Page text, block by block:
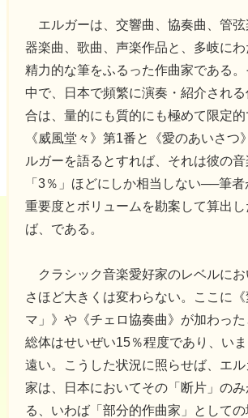
エルガーは、交響曲、協奏曲、管弦
器楽曲、歌曲、声楽作品と、多岐に
精力的な筆をふるった作曲家である
中で、日本で頻繁に演奏・紹介され
合は、量的にも質的にも極めて限定的
《威風堂々》第1番と《愛のあいさつ
ルガーを語るとすれば、それは彼の
「3％」ほどにしか相当しない──筆
重要度とボリュームを勘案して算出
ば、である。
クラシック音楽愛好家のレベルにお
さほど大きくは変わらない。ここに
マ」》や《チェロ協奏曲》が加わっ
総体はせいぜい15％程度であり、い
遠い。こうした状況に照らせば、エ
家は、日本においてその「断片」の
る、いわば「部分的作曲家」として